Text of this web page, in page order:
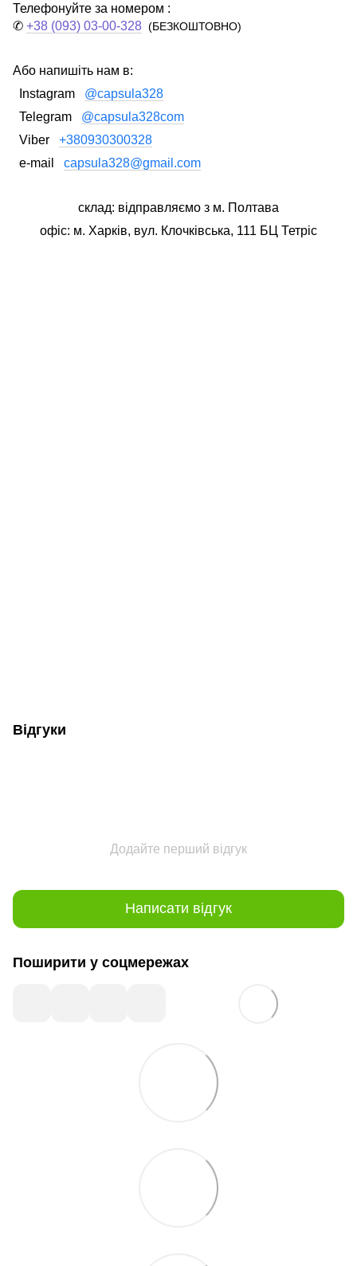
Телефонуйте за номером :
✆ +38 (093) 03-00-328 (БЕЗКОШТОВНО)
Або напишіть нам в:
Instagram @capsula328
Telegram @capsula328com
Viber +380930300328
e-mail capsula328@gmail.com
склад: відправляємо з м. Полтава
офіс: м. Харків, вул. Клочківська, 111 БЦ Тетріс
Відгуки
Додайте перший відгук
Написати відгук
Поширити у соцмережах